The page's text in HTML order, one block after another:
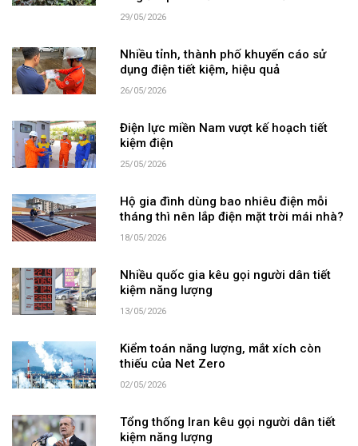
29/05/2026
Nhiều tỉnh, thành phố khuyến cáo sử
dụng điện tiết kiệm, hiệu quả
26/05/2026
Điện lực miền Nam vượt kế hoạch tiết
kiệm điện
25/05/2026
Hộ gia đình dùng bao nhiêu điện mỗi
tháng thì nên lắp điện mặt trời mái nhà?
18/05/2026
Nhiều quốc gia kêu gọi người dân tiết
kiệm năng lượng
13/05/2026
Kiểm toán năng lượng, mắt xích còn
thiếu của Net Zero
02/05/2026
Tổng thống Iran kêu gọi người dân tiết
kiệm năng lượng